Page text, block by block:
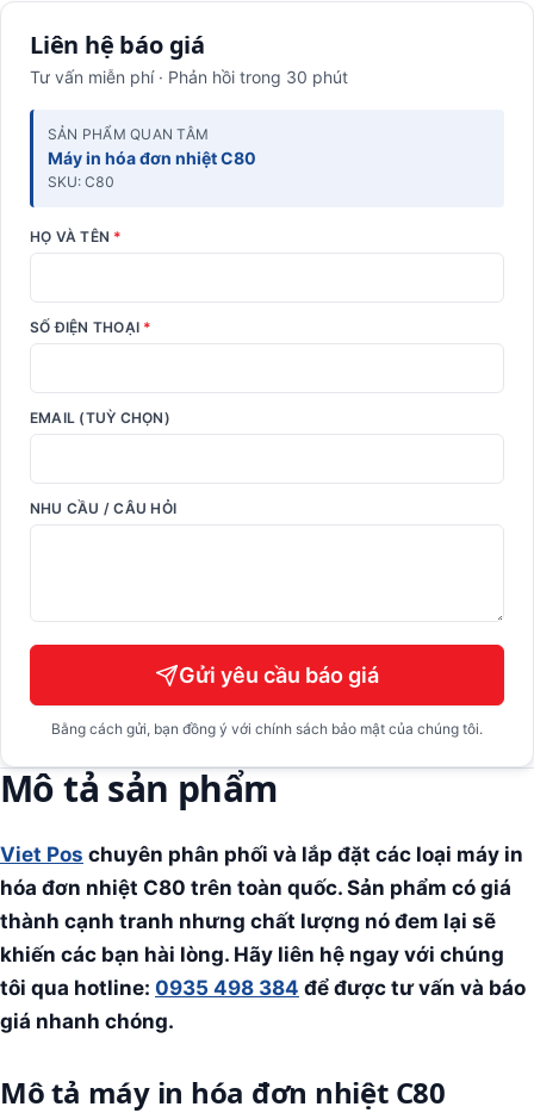
Liên hệ báo giá
Tư vấn miễn phí · Phản hồi trong 30 phút
SẢN PHẨM QUAN TÂM
Máy in hóa đơn nhiệt C80
SKU: C80
HỌ VÀ TÊN *
SỐ ĐIỆN THOẠI *
EMAIL (TUỲ CHỌN)
NHU CẦU / CÂU HỎI
Gửi yêu cầu báo giá
Bằng cách gửi, bạn đồng ý với chính sách bảo mật của chúng tôi.
Mô tả sản phẩm
Viet Pos chuyên phân phối và lắp đặt các loại máy in
hóa đơn nhiệt C80 trên toàn quốc. Sản phẩm có giá
thành cạnh tranh nhưng chất lượng nó đem lại sẽ
khiến các bạn hài lòng. Hãy liên hệ ngay với chúng
tôi qua hotline: 0935 498 384 để được tư vấn và báo
giá nhanh chóng.
Mô tả máy in hóa đơn nhiệt C80